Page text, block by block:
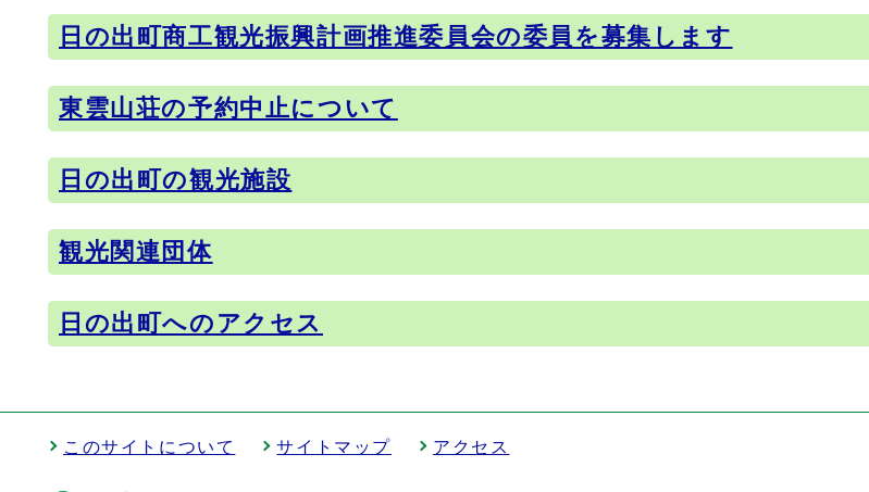
日の出町商工観光振興計画推進委員会の委員を募集します
東雲山荘の予約中止について
日の出町の観光施設
観光関連団体
日の出町へのアクセス
このサイトについて サイトマップ アクセス